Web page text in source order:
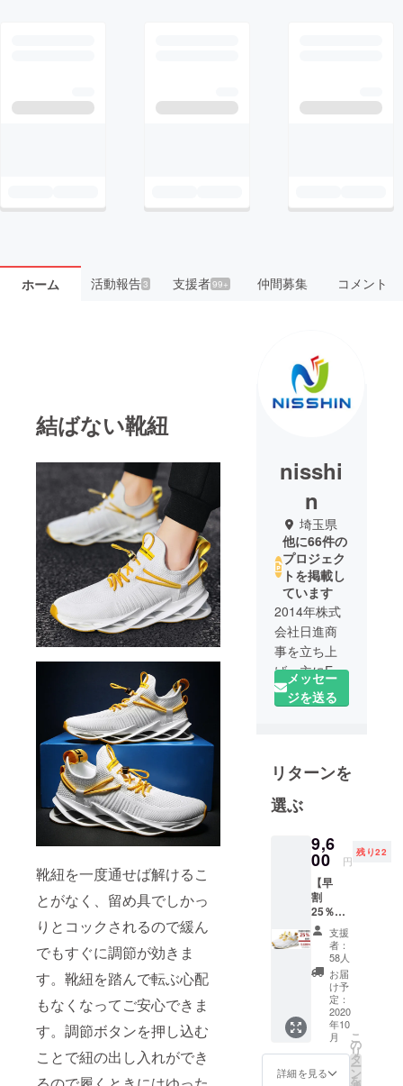
ホーム 活動報告3 支援者99+ 仲間募集 コメント
結ばない靴紐
靴紐を一度通せば解けるこ
とがなく、留め具でしかっ
りとコックされるので緩ん
でもすぐに調節が効きま
す。靴紐を踏んで転ぶ心配
もなくなってご安心できま
す。調節ボタンを押し込む
ことで紐の出し入れができ
nisshi
n
埼玉県
他に66件の
プロジェク
トを掲載し
ています
2014年株式
会社日進商
事を立ち上
げ、主にEC
サイトで
ネット
ります。
グラウド
ング事業を
展開しまし
た。日本未
上陸なもの
を中心とし
た面白い役
に立つ製品
を提供し、
さまざまな
活動を行っ
す。
メッセー
ジを送る
リターンを
選ぶ
9,6
00 円
残り22
【早
割
25％OF
F】 ス
ニー
カー
XIWEIH
U×1 ※3
色お選
びいた
だけま
す。
※2020
年10月
支援
者：
58人
お届
け予
定：
2020
年10
月
詳細を見る
こ
の
リ
タ
ー
ン
を